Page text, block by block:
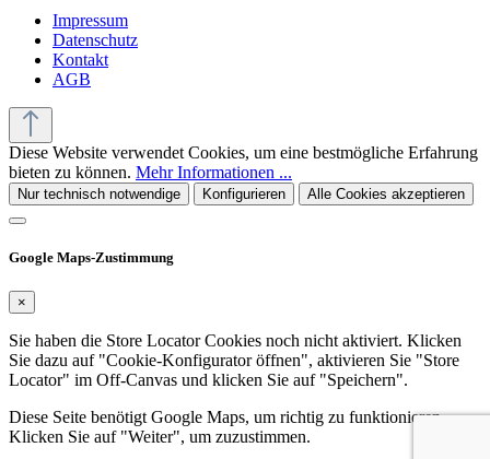
Impressum
Datenschutz
Kontakt
AGB
Diese Website verwendet Cookies, um eine bestmögliche Erfahrung
bieten zu können. Mehr Informationen ...
Nur technisch notwendige Konfigurieren Alle Cookies akzeptieren
Google Maps-Zustimmung
×
Sie haben die Store Locator Cookies noch nicht aktiviert. Klicken
Sie dazu auf "Cookie-Konfigurator öffnen", aktivieren Sie "Store
Locator" im Off-Canvas und klicken Sie auf "Speichern".
Diese Seite benötigt Google Maps, um richtig zu funktionieren.
Klicken Sie auf "Weiter", um zuzustimmen.